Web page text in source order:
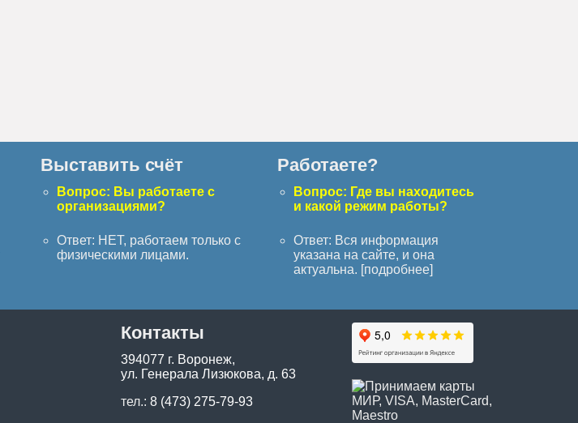
Выставить счёт
Вопрос: Вы работаете с
организациями?
Ответ: НЕТ, работаем только с
физическими лицами.
Работаете?
Вопрос: Где вы находитесь
и какой режим работы?
Ответ: Вся информация
указана на сайте, и она
актуальна. [подробнее]
Контакты
394077 г. Воронеж,
ул. Генерала Лизюкова, д. 63
тел.: 8 (473) 275-79-93